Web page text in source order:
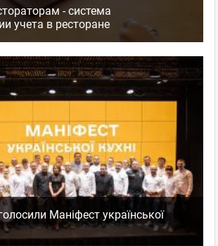
- система
учета в ресторане
Маніфест української